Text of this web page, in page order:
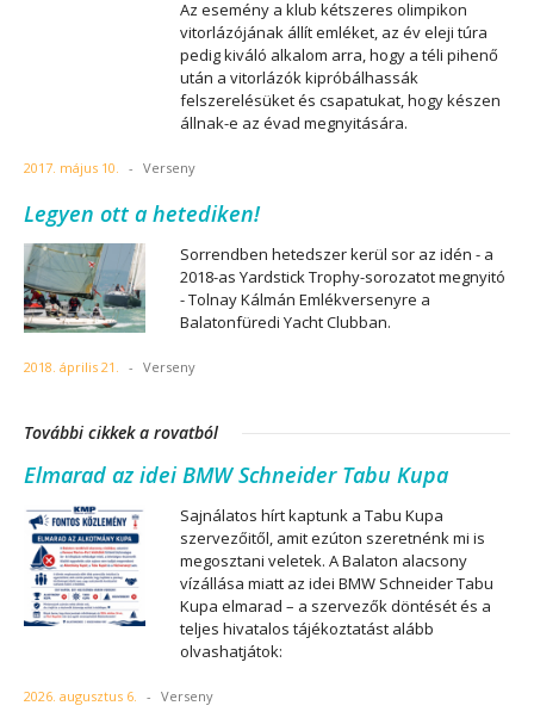
Az esemény a klub kétszeres olimpikon
vitorlázójának állít emléket, az év eleji túra
pedig kiváló alkalom arra, hogy a téli pihenő
után a vitorlázók kipróbálhassák
felszerelésüket és csapatukat, hogy készen
állnak-e az évad megnyitására.
2017. május 10. - Verseny
Legyen ott a hetediken!
Sorrendben hetedszer kerül sor az idén - a
2018-as Yardstick Trophy-sorozatot megnyitó
- Tolnay Kálmán Emlékversenyre a
Balatonfüredi Yacht Clubban.
2018. április 21. - Verseny
További cikkek a rovatból
Elmarad az idei BMW Schneider Tabu Kupa
Sajnálatos hírt kaptunk a Tabu Kupa
szervezőitől, amit ezúton szeretnénk mi is
megosztani veletek. A Balaton alacsony
vízállása miatt az idei BMW Schneider Tabu
Kupa elmarad – a szervezők döntését és a
teljes hivatalos tájékoztatást alább
olvashatjátok:
2026. augusztus 6. - Verseny